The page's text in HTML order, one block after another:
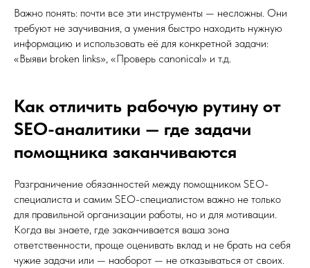
Важно понять: почти все эти инструменты — несложны. Они
требуют не заучивания, а умения быстро находить нужную
информацию и использовать её для конкретной задачи:
«Выяви broken links», «Проверь canonical» и т.д.
Как отличить рабочую рутину от
SEO-аналитики — где задачи
помощника заканчиваются
Разграничение обязанностей между помощником SEO-
специалиста и самим SEO-специалистом важно не только
для правильной организации работы, но и для мотивации.
Когда вы знаете, где заканчивается ваша зона
ответственности, проще оценивать вклад и не брать на себя
чужие задачи или — наоборот — не отказываться от своих.